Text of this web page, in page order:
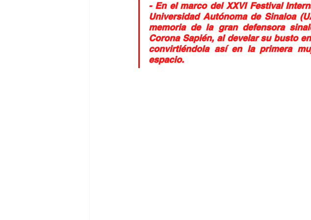
- En el marco del XXVI Festival
Universidad Autónoma de Sinaloa
memoria de la gran defensora
Corona Sapién, al develar su busto
convirtiéndola así en la primera
espacio.